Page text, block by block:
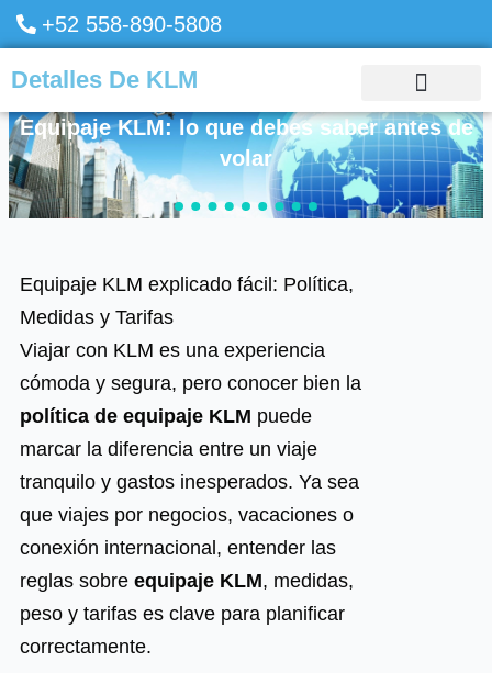
Skip
+52 558-890-5808
Detalles De KLM
Equipaje KLM: lo que debes saber antes de
volar
Equipaje KLM explicado fácil: Política,
Medidas y Tarifas
Viajar con KLM es una experiencia
cómoda y segura, pero conocer bien la
política de equipaje KLM puede
marcar la diferencia entre un viaje
tranquilo y gastos inesperados. Ya sea
que viajes por negocios, vacaciones o
conexión internacional, entender las
reglas sobre equipaje KLM, medidas,
peso y tarifas es clave para planificar
correctamente.